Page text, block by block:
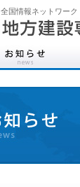
全国情報ネットワー